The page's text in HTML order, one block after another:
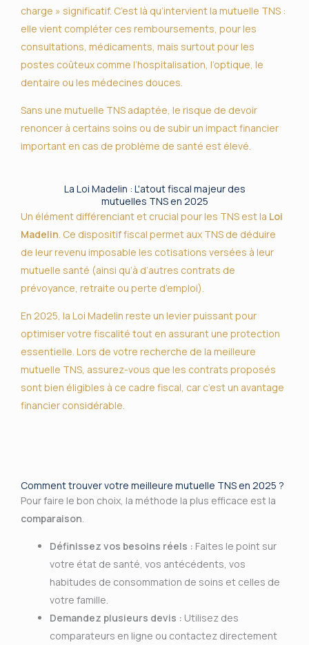
charge » significatif. C’est là qu’intervient la mutuelle TNS :
elle vient compléter ces remboursements, pour les
consultations, médicaments, mais surtout pour les
postes coûteux comme l’hospitalisation, l’optique, le
dentaire ou les médecines douces.
Sans une mutuelle TNS adaptée, le risque de devoir
renoncer à certains soins ou de subir un impact financier
important en cas de problème de santé est élevé.
La Loi Madelin : L'atout fiscal majeur des
mutuelles TNS en 2025
Un élément différenciant et crucial pour les TNS est la Loi
Madelin. Ce dispositif fiscal permet aux TNS de déduire
de leur revenu imposable les cotisations versées à leur
mutuelle santé (ainsi qu’à d’autres contrats de
prévoyance, retraite ou perte d’emploi).
En 2025, la Loi Madelin reste un levier puissant pour
optimiser votre fiscalité tout en assurant une protection
essentielle. Lors de votre recherche de la meilleure
mutuelle TNS, assurez-vous que les contrats proposés
sont bien éligibles à ce cadre fiscal, car c’est un avantage
financier considérable.
Comment trouver votre meilleure mutuelle TNS en 2025 ?
Pour faire le bon choix, la méthode la plus efficace est la
comparaison.
Définissez vos besoins réels : Faites le point sur
votre état de santé, vos antécédents, vos
habitudes de consommation de soins et celles de
votre famille.
Demandez plusieurs devis : Utilisez des
comparateurs en ligne ou contactez directement